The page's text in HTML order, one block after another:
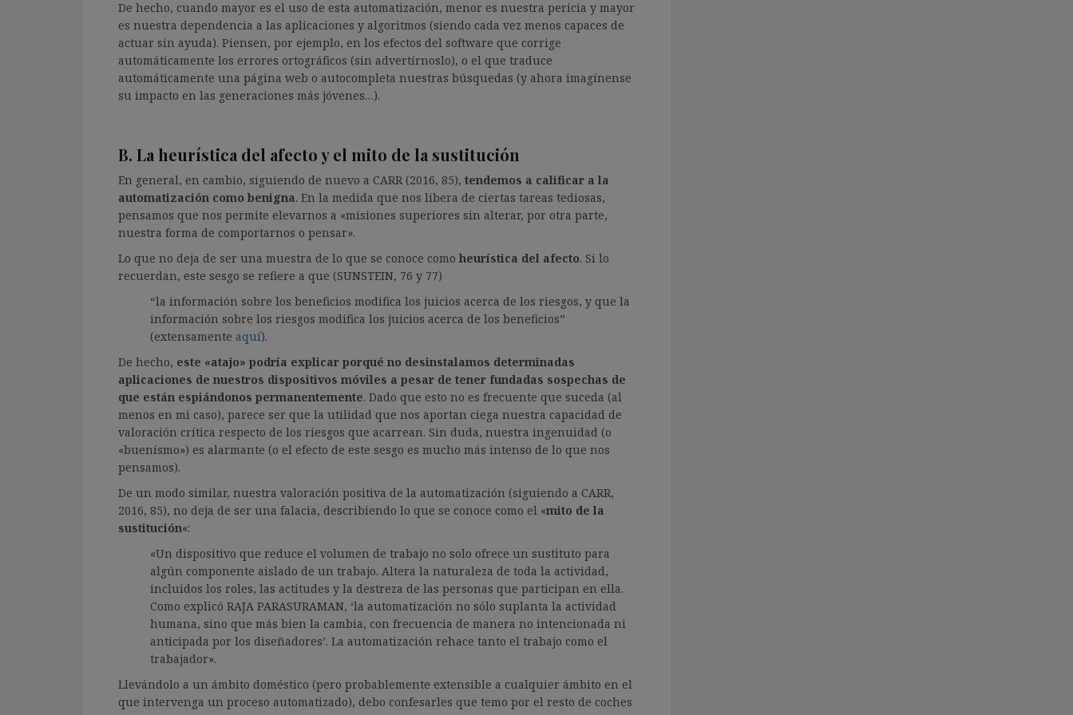
De hecho, cuando mayor es el uso de esta automatización, menor es nuestra pericia y mayor
es nuestra dependencia a las aplicaciones y algoritmos (siendo cada vez menos capaces de
actuar sin ayuda). Piensen, por ejemplo, en los efectos del software que corrige
automáticamente los errores ortográficos (sin advertírnoslo), o el que traduce
automáticamente una página web o autocompleta nuestras búsquedas (y ahora imagínense
su impacto en las generaciones más jóvenes…).
B. La heurística del afecto y el mito de la sustitución
En general, en cambio, siguiendo de nuevo a CARR (2016, 85), tendemos a calificar a la
automatización como benigna. En la medida que nos libera de ciertas tareas tediosas,
pensamos que nos permite elevarnos a «misiones superiores sin alterar, por otra parte,
nuestra forma de comportarnos o pensar».
Lo que no deja de ser una muestra de lo que se conoce como heurística del afecto. Si lo
recuerdan, este sesgo se refiere a que (SUNSTEIN, 76 y 77)
“la información sobre los beneficios modifica los juicios acerca de los riesgos, y que la
información sobre los riesgos modifica los juicios acerca de los beneficios”
(extensamente aquí).
De hecho, este «atajo» podría explicar porqué no desinstalamos determinadas
aplicaciones de nuestros dispositivos móviles a pesar de tener fundadas sospechas de
que están espiándonos permanentemente. Dado que esto no es frecuente que suceda (al
menos en mi caso), parece ser que la utilidad que nos aportan ciega nuestra capacidad de
valoración crítica respecto de los riesgos que acarrean. Sin duda, nuestra ingenuidad (o
«buenísmo») es alarmante (o el efecto de este sesgo es mucho más intenso de lo que nos
pensamos).
De un modo similar, nuestra valoración positiva de la automatización (siguiendo a CARR,
2016, 85), no deja de ser una falacia, describiendo lo que se conoce como el «mito de la
sustitución«:
«Un dispositivo que reduce el volumen de trabajo no solo ofrece un sustituto para
algún componente aislado de un trabajo. Altera la naturaleza de toda la actividad,
incluidos los roles, las actitudes y la destreza de las personas que participan en ella.
Como explicó RAJA PARASURAMAN, ‘la automatización no sólo suplanta la actividad
humana, sino que más bien la cambia, con frecuencia de manera no intencionada ni
anticipada por los diseñadores’. La automatización rehace tanto el trabajo como el
trabajador».
Llevándolo a un ámbito doméstico (pero probablemente extensible a cualquier ámbito en el
que intervenga un proceso automatizado), debo confesarles que temo por el resto de coches